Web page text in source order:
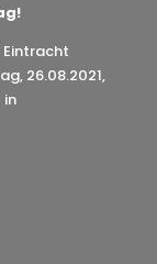
Eintracht
26.08.2021,
in